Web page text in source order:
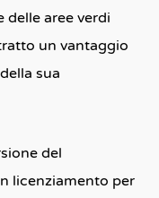
delle aree verdi
un vantaggio
sua
del
licenziamento per